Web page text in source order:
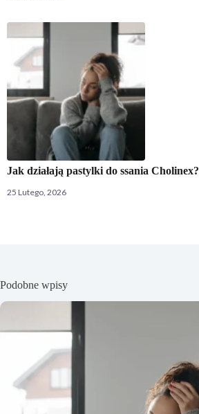
Jak działają pastylki do ssania Cholinex?
25 Lutego, 2026
Podobne wpisy